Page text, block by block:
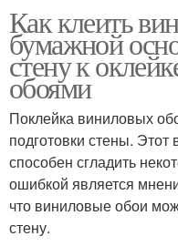
Как клеить
бумажной
стену к
обоями
Поклейка виниловых
подготовки стены.
способен сгладить
ошибкой является
что виниловые обои
стену.